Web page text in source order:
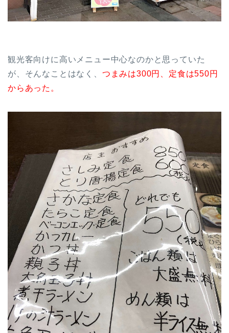
観光客向けに高いメニュー中心なのかと思っていた
が、そんなことはなく、 つまみは300円、定食は550円
からあった。